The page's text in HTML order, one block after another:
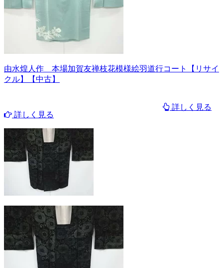
由水煌人作 本場加賀友禅枝花模様絵羽道行コート【リサイ
クル】【中古】
詳しく見る
詳しく見る